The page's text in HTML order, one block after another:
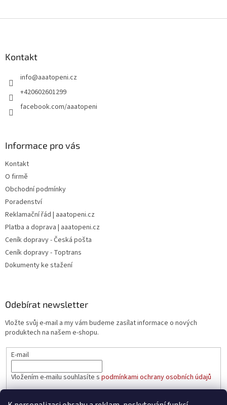
Kontakt
info@aaatopeni.cz
+420602601299
facebook.com/aaatopeni
Informace pro vás
Kontakt
O firmě
Obchodní podmínky
Poradenství
Reklamační řád | aaatopeni.cz
Platba a doprava | aaatopeni.cz
Ceník dopravy - Česká pošta
Ceník dopravy - Toptrans
Dokumenty ke stažení
Odebírat newsletter
Vložte svůj e-mail a my vám budeme zasílat informace o nových
produktech na našem e-shopu.
E-mail
Vložením e-mailu souhlasíte s podmínkami ochrany osobních údajů
PŘIHLÁSIT SE